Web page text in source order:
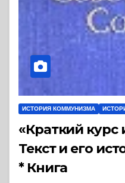
ИСТОРИЯ КОММУНИЗМА
«Краткий курс
Текст и его
* Книга